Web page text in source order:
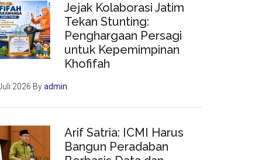
Jejak Kolaborasi Jatim
Tekan Stunting:
Penghargaan Persagi
untuk Kepemimpinan
Khofifah
2026 Byadmin
Arif Satria: ICMI Harus
Bangun Peradaban